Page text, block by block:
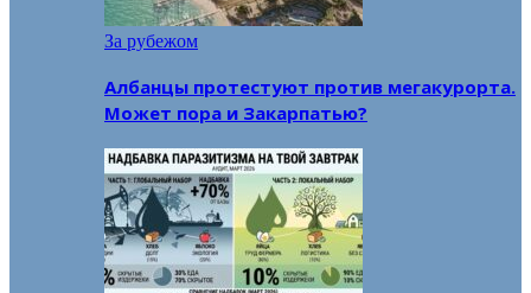
За рубежом
Албанцы протестуют против мегакурорта.
Может пора и Закарпатью?